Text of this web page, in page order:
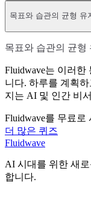
목표와 습관의 균형 유
목표와 습관의 균형
Fluidwave는 이러
니다. 하루를 계획
지는 AI 및 인간 비
Fluidwave를 무료로
더 많은 퀴즈
Fluidwave
AI 시대를 위한 새
합니다.